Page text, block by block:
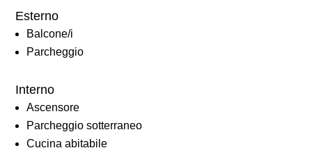
Esterno
Balcone/i
Parcheggio
Interno
Ascensore
Parcheggio sotterraneo
Cucina abitabile